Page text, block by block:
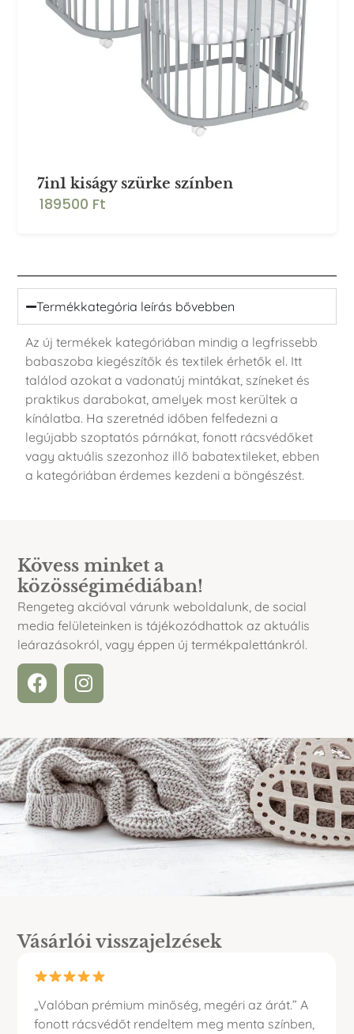
7in1 kiságy szürke színben
189500 Ft
Termékkategória leírás bővebben
Az új termékek kategóriában mindig a legfrissebb
babaszoba kiegészítők és textilek érhetők el. Itt
találod azokat a vadonatúj mintákat, színeket és
praktikus darabokat, amelyek most kerültek a
kínálatba. Ha szeretnéd időben felfedezni a
legújabb szoptatós párnákat, fonott rácsvédőket
vagy aktuális szezonhoz illő babatextileket, ebben
a kategóriában érdemes kezdeni a böngészést.
Kövess minket a
közösségimédiában!
Rengeteg akcióval várunk weboldalunk, de social
media felületeinken is tájékozódhattok az aktuális
leárazásokról, vagy éppen új termékpalettánkról.
Vásárlói visszajelzések
„Valóban prémium minőség, megéri az árát.” A
fonott rácsvédőt rendeltem meg menta színben,